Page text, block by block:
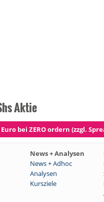
Aktie
bei ZERO ordern (zzgl.
News + Analysen
News + Adhoc
Analysen
Kursziele